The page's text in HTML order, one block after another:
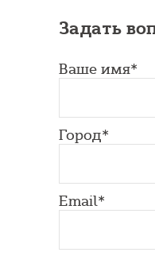
Задать
Ваше имя*
Город*
Email*